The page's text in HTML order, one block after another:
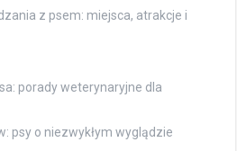
z psem: miejsca, atrakcje i
porady weterynaryjne dla
psy o niezwykłym wyglądzie